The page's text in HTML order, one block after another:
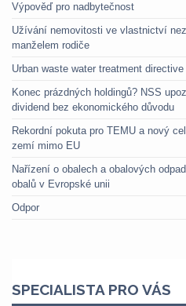
Výpověď pro nadbytečnost
Užívání nemovitosti ve vlastnictví
manželem rodiče
Urban waste water treatment
Konec prázdných holdingů? NSS
dividend bez ekonomického důvodu
Rekordní pokuta pro TEMU a nový
zemí mimo EU
Nařízení o obalech a obalových
obalů v Evropské unii
Odpor